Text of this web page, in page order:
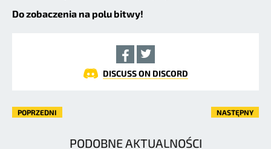
Do zobaczenia na polu bitwy!
DISCUSS ON DISCORD
POPRZEDNI NASTĘPNY
PODOBNE AKTUALNOŚCI